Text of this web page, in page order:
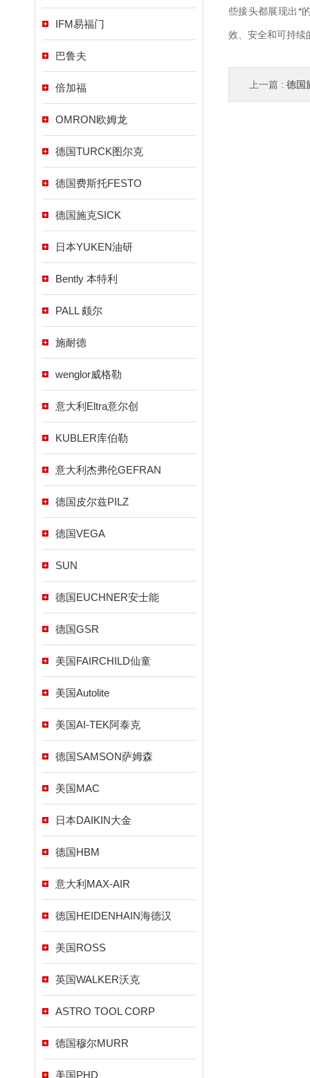
IFM易福门
巴鲁夫
倍加福
OMRON欧姆龙
德国TURCK图尔克
德国费斯托FESTO
德国施克SICK
日本YUKEN油研
Bently 本特利
PALL 颇尔
施耐德
wenglor威格勒
意大利Eltra意尔创
KUBLER库伯勒
意大利杰弗伦GEFRAN
德国皮尔兹PILZ
德国VEGA
SUN
德国EUCHNER安士能
德国GSR
美国FAIRCHILD仙童
美国Autolite
美国AI-TEK阿泰克
德国SAMSON萨姆森
美国MAC
日本DAIKIN大金
德国HBM
意大利MAX-AIR
德国HEIDENHAIN海德汉
美国ROSS
英国WALKER沃克
ASTRO TOOL CORP
德国穆尔MURR
美国PHD
些接头都展现出*
效、安全和可持续
上一篇 : 德国